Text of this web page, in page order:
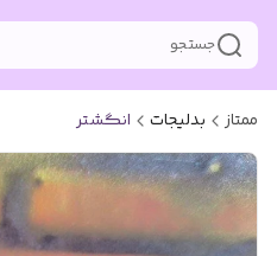
جستجو
ممتاز بدلیجات انگشتر